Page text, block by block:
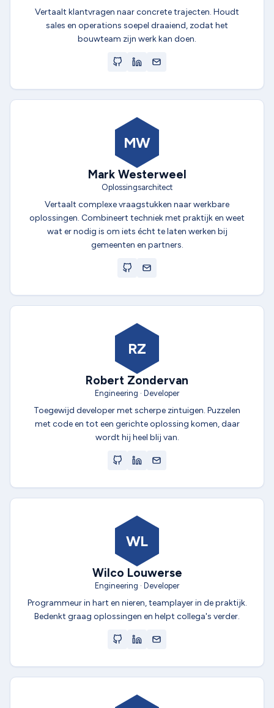
Vertaalt klantvragen naar concrete trajecten. Houdt
sales en operations soepel draaiend, zodat het
bouwteam zijn werk kan doen.
MW
Mark Westerweel
Oplossingsarchitect
Vertaalt complexe vraagstukken naar werkbare
oplossingen. Combineert techniek met praktijk en weet
wat er nodig is om iets écht te laten werken bij
gemeenten en partners.
RZ
Robert Zondervan
Engineering · Developer
Toegewijd developer met scherpe zintuigen. Puzzelen
met code en tot een gerichte oplossing komen, daar
wordt hij heel blij van.
WL
Wilco Louwerse
Engineering · Developer
Programmeur in hart en nieren, teamplayer in de praktijk.
Bedenkt graag oplossingen en helpt collega's verder.